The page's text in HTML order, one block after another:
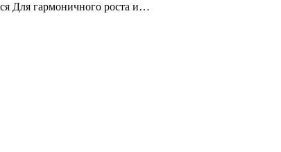
Для гармоничного роста и…